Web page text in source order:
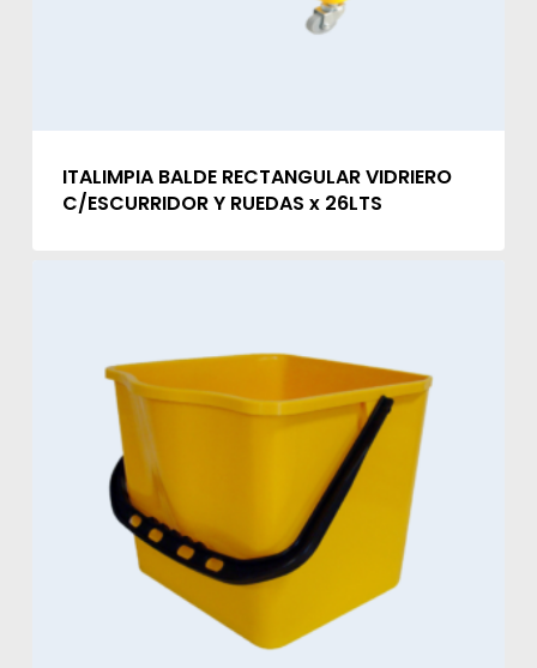
ITALIMPIA BALDE RECTANGULAR VIDRIERO
C/ESCURRIDOR Y RUEDAS x 26LTS